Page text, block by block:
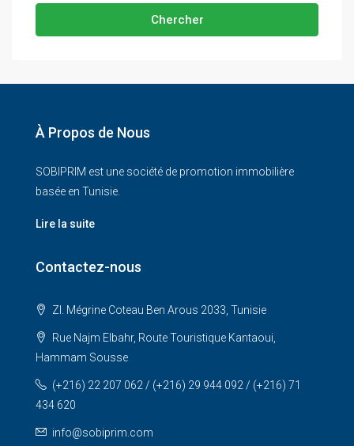
Chercher
À Propos de Nous
SOBIPRIM est une société de promotion immobilière
basée en Tunisie.
Lire la suite
Contactez-nous
ZI. Mégrine Coteau Ben Arous 2033, Tunisie
Rue Najm Elbahr, Route Touristique Kantaoui,
Hammam Sousse
(+216) 22 207 062 / (+216) 29 944 092 / (+216) 71
434 620
info@sobiprim.com